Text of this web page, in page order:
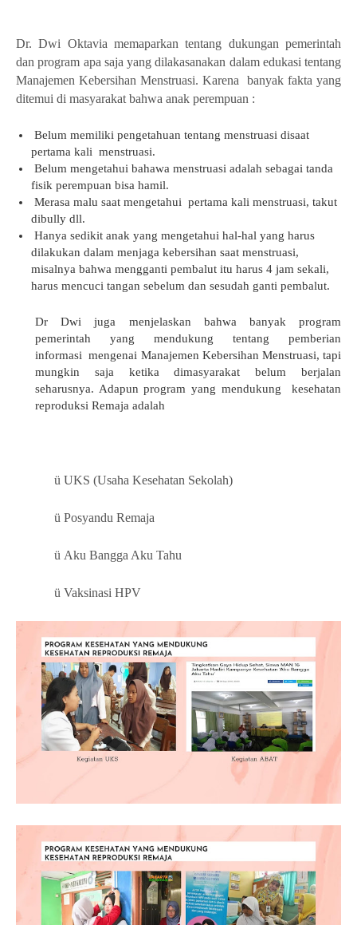
Dr. Dwi Oktavia memaparkan tentang dukungan pemerintah
dan program apa saja yang dilakasanakan dalam edukasi tentang
Manajemen Kebersihan Menstruasi. Karena
banyak fakta yang
ditemui di masyarakat bahwa anak perempuan :
Belum memiliki pengetahuan tentang menstruasi disaat
pertama kali menstruasi.
Belum mengetahui bahawa menstruasi adalah sebagai tanda
fisik perempuan bisa hamil.
Merasa malu saat mengetahui pertama kali menstruasi, takut
dibully dll.
Hanya sedikit anak yang mengetahui hal-hal yang harus
dilakukan dalam menjaga kebersihan saat menstruasi,
misalnya bahwa mengganti pembalut itu harus 4 jam sekali,
harus mencuci tangan sebelum dan sesudah ganti pembalut.
Dr Dwi juga menjelaskan bahwa banyak program
pemerintah yang mendukung tentang pemberian
informasi mengenai Manajemen Kebersihan Menstruasi, tapi
mungkin saja ketika dimasyarakat belum berjalan
seharusnya. Adapun program yang mendukung
kesehatan
reproduksi Remaja adalah
ü UKS (Usaha Kesehatan Sekolah)
ü Posyandu Remaja
ü Aku Bangga Aku Tahu
ü Vaksinasi HPV